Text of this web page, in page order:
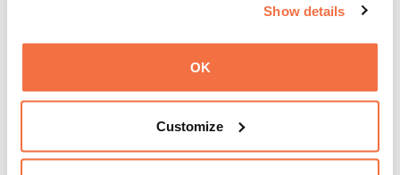
Show details
OK
Customize
PRIMEROS DOMINGOS
Primeros domingos